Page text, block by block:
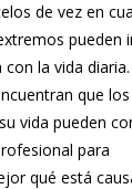
de vez en
pueden
la vida
que
vida pueden
para
qué está